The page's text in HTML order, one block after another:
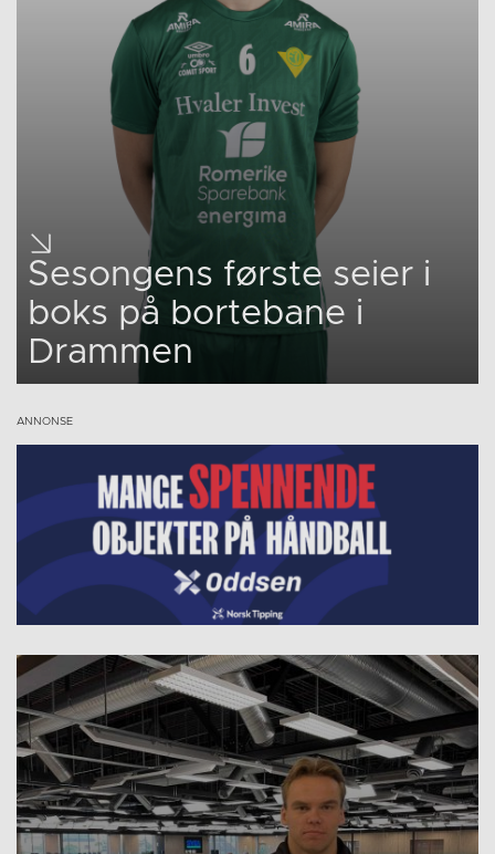
Sesongens første seier i
boks på bortebane i
Drammen